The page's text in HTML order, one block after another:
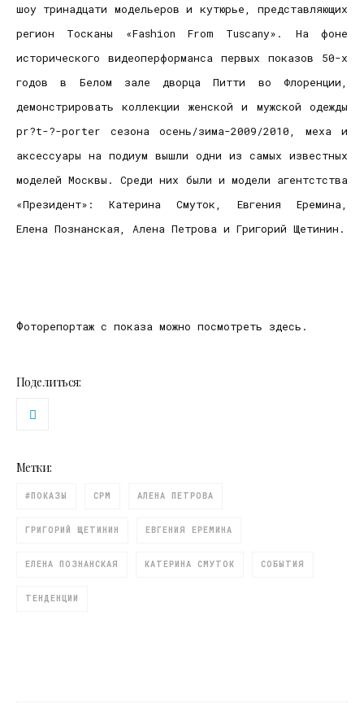
шоу тринадцати модельеров и кутюрье, представляющих
регион Тосканы «Fashion From Tuscany». На фоне
исторического видеоперформанса первых показов 50-х
годов в Белом зале дворца Питти во Флоренции,
демонстрировать коллекции женской и мужской одежды
pr?t-?-porter сезона осень/зима-2009/2010, меха и
аксессуары на подиум вышли одни из самых известных
моделей Москвы. Среди них были и модели агентстства
«Президент»: Катерина Смуток, Евгения Еремина,
Елена Познанская, Алена Петрова и Григорий Щетинин.
Фоторепортаж с показа можно посмотреть здесь.
Поделиться:
Метки:
#ПОКАЗЫ CPM АЛЕНА ПЕТРОВА
ГРИГОРИЙ ЩЕТИНИН ЕВГЕНИЯ ЕРЕМИНА
ЕЛЕНА ПОЗНАНСКАЯ КАТЕРИНА СМУТОК СОБЫТИЯ
ТЕНДЕНЦИИ